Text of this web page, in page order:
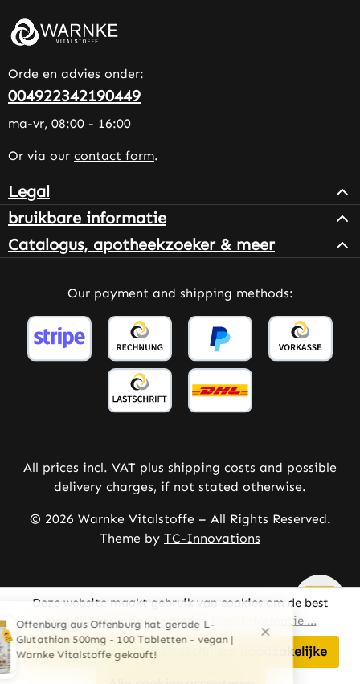
Orde en advies onder:
004922342190449
ma-vr, 08:00 - 16:00
Or via our contact form.
Legal
bruikbare informatie
Catalogus, apotheekzoeker & meer
Our payment and shipping methods:
All prices incl. VAT plus shipping costs and possible
delivery charges, if not stated otherwise.
© 2026 Warnke Vitalstoffe – All Rights Reserved.
Theme by TC-Innovations
Deze website maakt gebruik van cookies om de best
mogelijke ervaring te bieden
Meer informatie ...
Alleen technisch noodzakelijke
Configureren